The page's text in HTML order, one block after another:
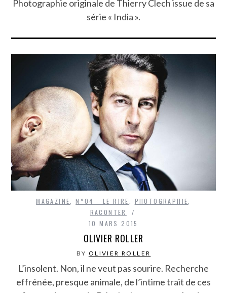
Photographie originale de Thierry Clech issue de sa
série « India ».
MAGAZINE ,N°04 - LE RIRE PHOTOGRAPHIE
RACONTER
10 MARS 2015
OLIVIER ROLLER
BY OLIVIER ROLLER
L’insolent. Non, il ne veut pas sourire. Recherche
effrénée, presque animale, de l’intime trait de ces